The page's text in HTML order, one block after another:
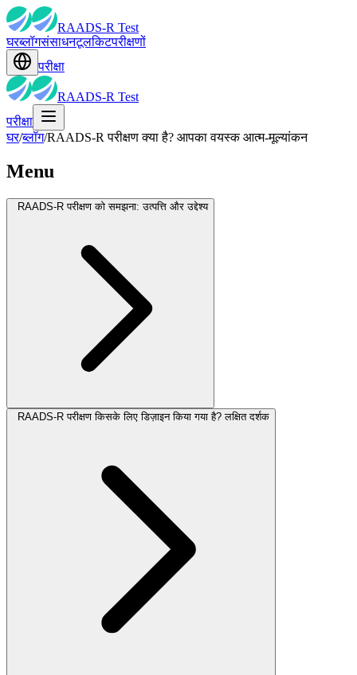
RAADS-R Test
घरब्लॉगसंसाधनटूलकिटपरीक्षणों
परीक्षा
RAADS-R Test
परीक्षा
घर/ब्लॉग/RAADS-R परीक्षण क्या है? आपका वयस्क आत्म-मूल्यांकन
Menu
RAADS-R परीक्षण को समझना: उत्पत्ति और उद्देश्य
RAADS-R परीक्षण किसके लिए डिज़ाइन किया गया है? लक्षित दर्शक